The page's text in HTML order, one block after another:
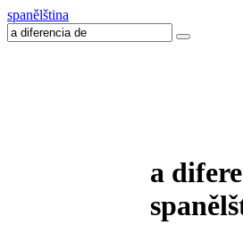
spanělština
a